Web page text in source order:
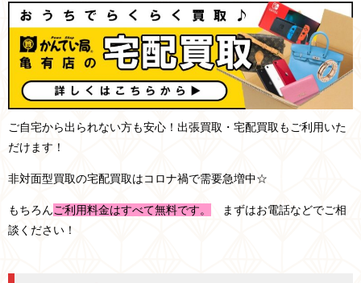
ご自宅から出られない方も安心！出張買取・宅配買取もご利用いた
だけます！
非対面型買取の宅配買取はコロナ禍で需要急増中☆
もちろんご利用料金はすべて無料です。
まずはお電話などでご相
談ください！